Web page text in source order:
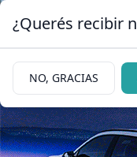
¿Querés recibir
NO, GRACIAS